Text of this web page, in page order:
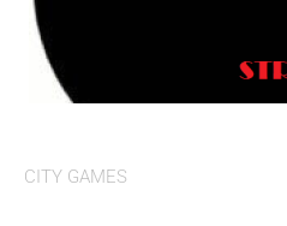
CITY GAMES